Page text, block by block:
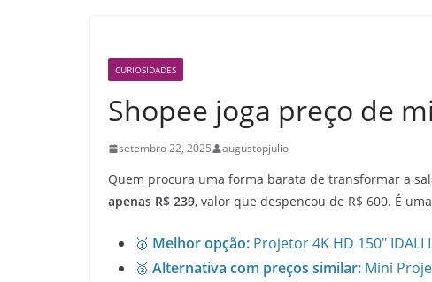
CURIOSIDADES
Shopee joga preço de
setembro 22, 2025 augustopjulio
Quem procura uma forma barata de transformar a
apenas R$ 239, valor que despencou de R$ 600. É
🥇 Melhor opção: Projetor 4K HD 150″ IDALI
🥈 Alternativa com preços similar: Mini